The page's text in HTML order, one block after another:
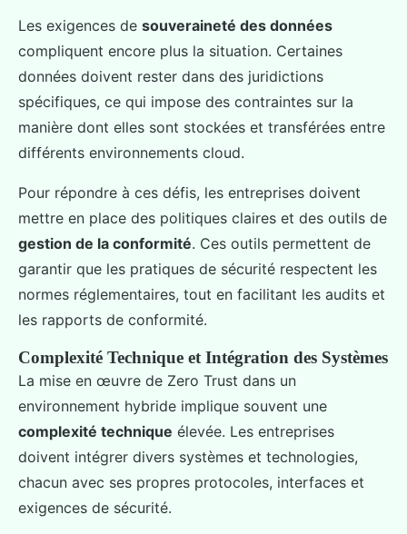
Les exigences de souveraineté des données
compliquent encore plus la situation. Certaines
données doivent rester dans des juridictions
spécifiques, ce qui impose des contraintes sur la
manière dont elles sont stockées et transférées entre
différents environnements cloud.
Pour répondre à ces défis, les entreprises doivent
mettre en place des politiques claires et des outils de
gestion de la conformité. Ces outils permettent de
garantir que les pratiques de sécurité respectent les
normes réglementaires, tout en facilitant les audits et
les rapports de conformité.
Complexité Technique et Intégration des Systèmes
La mise en œuvre de Zero Trust dans un
environnement hybride implique souvent une
complexité technique élevée. Les entreprises
doivent intégrer divers systèmes et technologies,
chacun avec ses propres protocoles, interfaces et
exigences de sécurité.